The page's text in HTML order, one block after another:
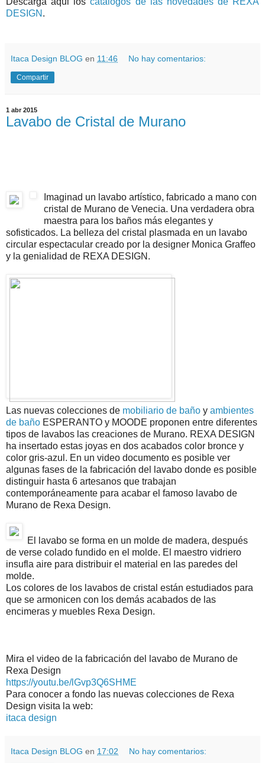
DESIGN .
Itaca Design BLOG en 11:46 No hay comentarios:
Compartir
1 abr 2015
Lavabo de Cristal de Murano
Imaginad un lavabo artístico, fabricado a mano con
cristal de Murano de Venecia. Una verdadera obra
maestra para los baños más elegantes y
sofisticados. La belleza del cristal plasmada en un lavabo
circular espectacular creado por la designer Monica Graffeo
y la genialidad de REXA DESIGN.
Las nuevas colecciones de mobiliario de baño y ambientes
de baño ESPERANTO y MOODE proponen entre diferentes
tipos de lavabos las creaciones de Murano. REXA DESIGN
ha insertado estas joyas en dos acabados color bronce y
color gris-azul. En un video documento es posible ver
algunas fases de la fabricación del lavabo donde es posible
distinguir hasta 6 artesanos que trabajan
contemporáneamente para acabar el famoso lavabo de
Murano de Rexa Design.
El lavabo se forma en un molde de madera, después
de verse colado fundido en el molde. El maestro vidriero
insufla aire para distribuir el material en las paredes del
molde.
Los colores de los lavabos de cristal están estudiados para
que se armonicen con los demás acabados de las
encimeras y muebles Rexa Design.
Mira el video de la fabricación del lavabo de Murano de
Rexa Design
https://youtu.be/lGvp3Q6SHME
Para conocer a fondo las nuevas colecciones de Rexa
Design visita la web:
itaca design
Itaca Design BLOG en 17:02 No hay comentarios: